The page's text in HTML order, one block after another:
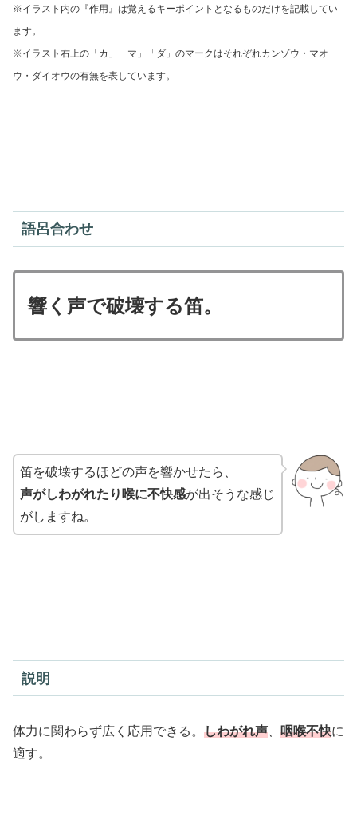
※イラスト内の『作用』は覚えるキーポイントとなるものだけを記載してい
ます。
※イラスト右上の「カ」「マ」「ダ」のマークはそれぞれカンゾウ・マオ
ウ・ダイオウの有無を表しています。
語呂合わせ
響く声で破壊する笛。
笛を破壊するほどの声を響かせたら、
声がしわがれたり喉に不快感が出そうな感じ
がしますね。
説明
体力に関わらず広く応用できる。 しわがれ声 咽喉不快に
適す。